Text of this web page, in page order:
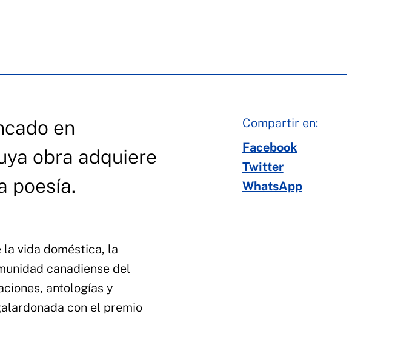
en
obra adquiere
poesía.
la vida doméstica, la
canadiense del
antologías y
con el premio
Compartir en:
Facebook
Twitter
WhatsApp